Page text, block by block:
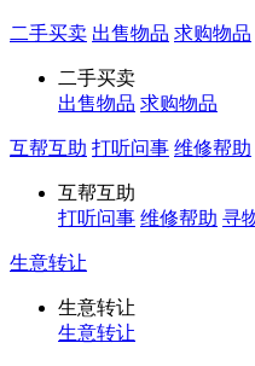
二手买卖 出售物品 求购物品
二手买卖
出售物品 求购物品
互帮互助 打听问事 维修帮助
互帮互助
打听问事 维修帮助 寻
生意转让
生意转让
生意转让